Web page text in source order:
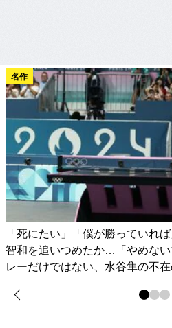
名作
「死にたい」「僕が勝っていれ
智和を追いつめたか…「やめな
レーだけではない、水谷隼の不